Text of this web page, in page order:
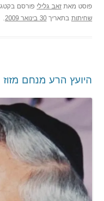
פוסט מאת זאב גלילי פורסם
שחיתות בתאריך 30 בינואר 2009 .
היועץ הרע מנחם מזוז